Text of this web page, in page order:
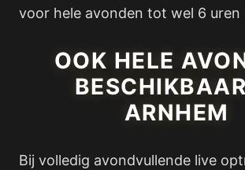
voor hele avonden tot wel 6 uren
OOK HELE
ARNHEM
Bij volledig avondvullende live